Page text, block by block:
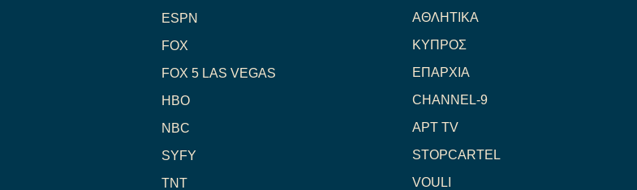
ΑΘΛΗΤΙΚΑ
ΚΥΠΡΟΣ
ΕΠΑΡΧΙΑ
CHANNEL-9
ΑΡΤ TV
STOPCARTEL
VOULI
ESPN
FOX
FOX 5 LAS VEGAS
HBO
NBC
SYFY
TNT